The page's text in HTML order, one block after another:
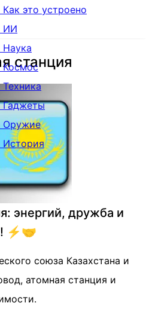
это устроено
ИИ
Оружие
станция
энергий, дружба и
⚡️🤝
союза Казахстана и
атомная станция и